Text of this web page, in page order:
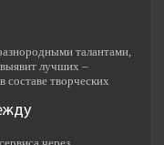
талантами,
лучших –
составе творческих